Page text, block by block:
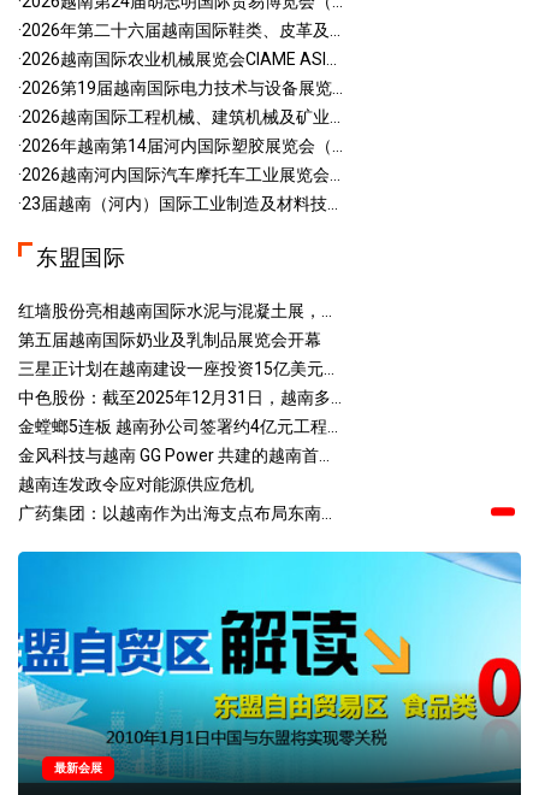
·2026年第二十六届越南国际鞋类、皮革及...
·2026越南国际农业机械展览会CIAME ASI...
·2026第19届越南国际电力技术与设备展览...
·2026越南国际工程机械、建筑机械及矿业...
·2026年越南第14届河内国际塑胶展览会（...
·2026越南河内国际汽车摩托车工业展览会...
·23届越南（河内）国际工业制造及材料技...
东盟国际
红墙股份亮相越南国际水泥与混凝土展，...
第五届越南国际奶业及乳制品展览会开幕
三星正计划在越南建设一座投资15亿美元...
中色股份：截至2025年12月31日，越南多...
金螳螂5连板 越南孙公司签署约4亿元工程...
金风科技与越南 GG Power 共建的越南首...
越南连发政令应对能源供应危机
广药集团：以越南作为出海支点布局东南...
最新会展